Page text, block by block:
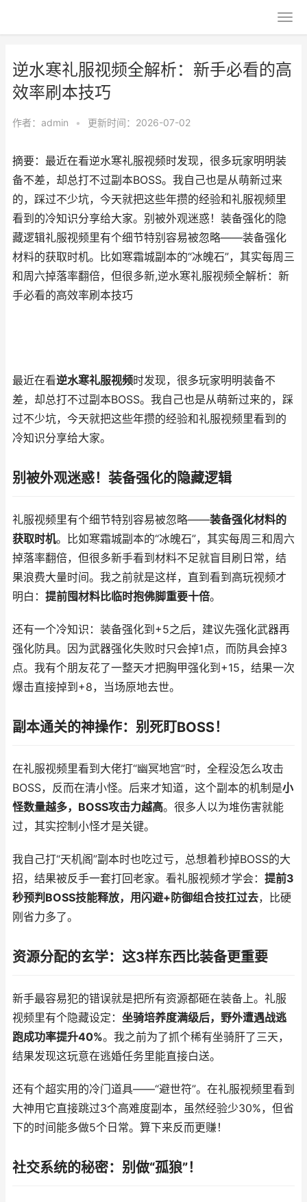
逆水寒礼服视频全解析：新手必看的高
效率刷本技巧
作者： admin • 更新时间：2026-07-02
摘要：最近在看逆水寒礼服视频时发现，很多玩家明明装
备不差，却总打不过副本BOSS。我自己也是从萌新过来
的，踩过不少坑，今天就把这些年攒的经验和礼服视频里
看到的冷知识分享给大家。别被外观迷惑！装备强化的隐
藏逻辑礼服视频里有个细节特别容易被忽略——装备强化
材料的获取时机。比如寒霜城副本的“冰魄石”，其实每周三
和周六掉落率翻倍，但很多新,逆水寒礼服视频全解析：新
手必看的高效率刷本技巧
最近在看逆水寒礼服视频时发现，很多玩家明明装备不
差，却总打不过副本BOSS。我自己也是从萌新过来的，踩
过不少坑，今天就把这些年攒的经验和礼服视频里看到的
冷知识分享给大家。
别被外观迷惑！装备强化的隐藏逻辑
礼服视频里有个细节特别容易被忽略——装备强化材料的
获取时机。比如寒霜城副本的“冰魄石”，其实每周三和周六
掉落率翻倍，但很多新手看到材料不足就盲目刷日常，结
果浪费大量时间。我之前就是这样，直到看到高玩视频才
明白： 提前囤材料比临时抱佛脚重要十倍。
还有一个冷知识：装备强化到+5之后，建议先强化武器再
强化防具。因为武器强化失败时只会掉1点，而防具会掉3
点。我有个朋友花了一整天才把胸甲强化到+15，结果一次
爆击直接掉到+8，当场原地去世。
副本通关的神操作：别死盯BOSS！
在礼服视频里看到大佬打“幽冥地宫”时，全程没怎么攻击
BOSS，反而在清小怪。后来才知道，这个副本的机制是小
怪数量越多，BOSS攻击力越高。很多人以为堆伤害就能
过，其实控制小怪才是关键。
我自己打“天机阁”副本时也吃过亏，总想着秒掉BOSS的大
招，结果被反手一套打回老家。看礼服视频才学会： 提前3
秒预判BOSS技能释放，用闪避+防御组合技扛过去，比硬
刚省力多了。
资源分配的玄学：这3样东西比装备更重要
新手最容易犯的错误就是把所有资源都砸在装备上。礼服
视频里有个隐藏设定： 坐骑培养度满级后，野外遭遇战逃
跑成功率提升40%。我之前为了抓个稀有坐骑肝了三天，
结果发现这玩意在逃婚任务里能直接白送。
还有个超实用的冷门道具——“避世符”。在礼服视频里看到
大神用它直接跳过3个高难度副本，虽然经验少30%，但省
下的时间能多做5个日常。算下来反而更赚！
社交系统的秘密：别做“孤狼”！